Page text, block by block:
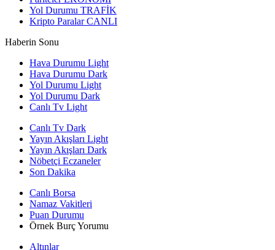
Yol Durumu TRAFİK
Kripto ParalarCANLI
Haberin Sonu
Hava Durumu Light
Hava Durumu Dark
Yol Durumu Light
Yol Durumu Dark
Canlı Tv Light
Canlı Tv Dark
Yayın Akışları Light
Yayın Akışları Dark
Nöbetçi Eczaneler
Son Dakika
Canlı Borsa
Namaz Vakitleri
Puan Durumu
Örnek Burç Yorumu
Altınlar